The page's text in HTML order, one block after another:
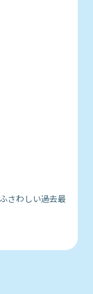
さわしい過去最